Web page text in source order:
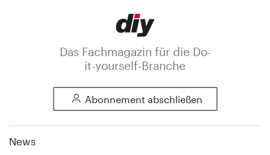
Das Fachmagazin für die Do-
it-yourself-Branche
Abonnement abschließen
News